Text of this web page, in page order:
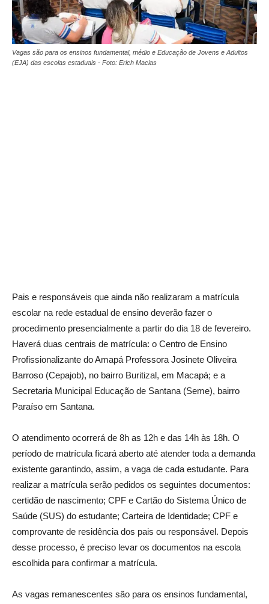
Vagas são para os ensinos fundamental, médio e Educação de Jovens e Adultos
(EJA) das escolas estaduais - Foto: Erich Macias
Pais e responsáveis que ainda não realizaram a matrícula
escolar na rede estadual de ensino deverão fazer o
procedimento presencialmente a partir do dia 18 de fevereiro.
Haverá duas centrais de matrícula: o Centro de Ensino
Profissionalizante do Amapá Professora Josinete Oliveira
Barroso (Cepajob), no bairro Buritizal, em Macapá; e a
Secretaria Municipal Educação de Santana (Seme), bairro
Paraíso em Santana.
O atendimento ocorrerá de 8h as 12h e das 14h às 18h. O
período de matrícula ficará aberto até atender toda a demanda
existente garantindo, assim, a vaga de cada estudante. Para
realizar a matrícula serão pedidos os seguintes documentos:
certidão de nascimento; CPF e Cartão do Sistema Único de
Saúde (SUS) do estudante; Carteira de Identidade; CPF e
comprovante de residência dos pais ou responsável. Depois
desse processo, é preciso levar os documentos na escola
escolhida para confirmar a matrícula.
As vagas remanescentes são para os ensinos fundamental,